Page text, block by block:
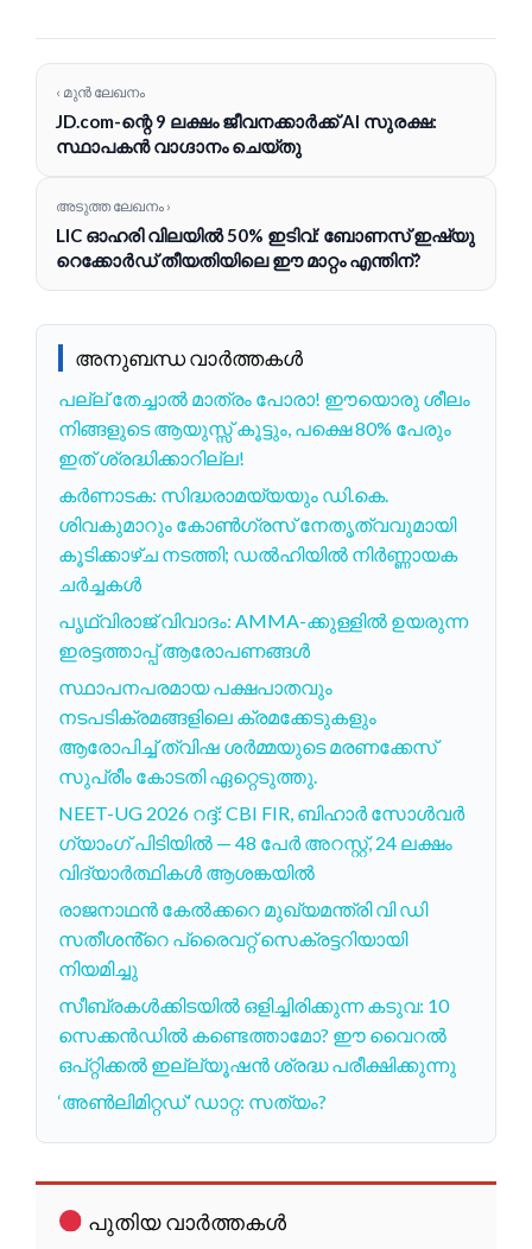
‹ മുൻ ലേഖനം
JD.com-ന്റെ 9 ലക്ഷം ജീവനക്കാർക്ക് AI സുരക്ഷ:
സ്ഥാപകൻ വാഗ്ദാനം ചെയ്തു
അടുത്ത ലേഖനം ›
LIC ഓഹരി വിലയിൽ 50% ഇടിവ്: ബോണസ് ഇഷ്യു
റെക്കോർഡ് തീയതിയിലെ ഈ മാറ്റം എന്തിന്?
അനുബന്ധ വാർത്തകൾ
പല്ല് തേച്ചാൽ മാത്രം പോരാ! ഈയൊരു ശീലം
നിങ്ങളുടെ ആയുസ്സ് കൂട്ടും, പക്ഷെ 80% പേരും
ഇത് ശ്രദ്ധിക്കാറില്ല!
കർണാടക: സിദ്ധരാമയ്യയും ഡി.കെ.
ശിവകുമാറും കോൺഗ്രസ് നേതൃത്വവുമായി
കൂടിക്കാഴ്ച നടത്തി; ഡൽഹിയിൽ നിർണ്ണായക
ചർച്ചകൾ
പൃഥ്വിരാജ് വിവാദം: AMMA-ക്കുള്ളിൽ ഉയരുന്ന
ഇരട്ടത്താപ്പ് ആരോപണങ്ങൾ
സ്ഥാപനപരമായ പക്ഷപാതവും
നടപടിക്രമങ്ങളിലെ ക്രമക്കേടുകളും
ആരോപിച്ച് ത്വിഷ ശർമ്മയുടെ മരണക്കേസ്
സുപ്രീം കോടതി ഏറ്റെടുത്തു.
NEET-UG 2026 റദ്ദ്: CBI FIR, ബിഹാർ സോൾവർ
ഗ്യാംഗ് പിടിയിൽ — 48 പേർ അറസ്റ്റ്, 24 ലക്ഷം
വിദ്യാർത്ഥികൾ ആശങ്കയിൽ
രാജനാഥൻ കേൽക്കറെ മുഖ്യമന്ത്രി വി ഡി
സതീശൻ്റെ പ്രൈവറ്റ് സെക്രട്ടറിയായി
നിയമിച്ചു
സീബ്രകള്‍ക്കിടയില്‍ ഒളിച്ചിരിക്കുന്ന കടുവ: 10
സെക്കന്‍ഡില്‍ കണ്ടെത്താമോ? ഈ വൈറല്‍
ഒപ്റ്റിക്കല്‍ ഇല്ല്യൂഷന്‍ ശ്രദ്ധ പരീക്ഷിക്കുന്നു
‘അൺലിമിറ്റഡ്’ ഡാറ്റ: സത്യം?
പുതിയ വാർത്തകൾ